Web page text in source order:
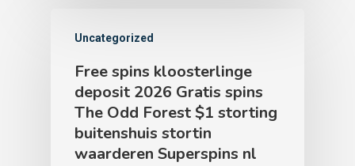
Uncategorized
Free spins kloosterlinge
deposit 2026 Gratis spins
The Odd Forest $1 storting
buitenshuis stortin
waarderen Superspins nl